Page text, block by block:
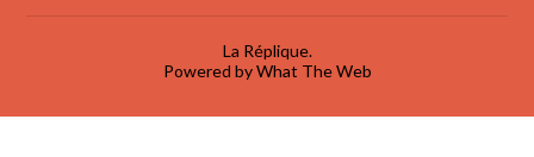
La Réplique.
Powered by What The Web